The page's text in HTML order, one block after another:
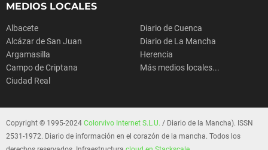
MEDIOS LOCALES
Albacete
Alcázar de San Juan
Argamasilla
Campo de Criptana
Ciudad Real
Diario de Cuenca
Diario de La Mancha
Herencia
Más medios locales...
Copyright © 1995-2024 Colorvivo Internet S.L.U. / Diario de la Mancha). ISSN
2531-1972. Diario de información en el corazón de la mancha. Todos los